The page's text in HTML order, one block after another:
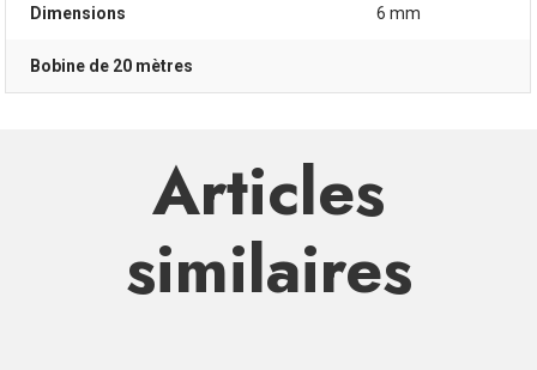
Dimensions 6 mm
Bobine de 20 mètres
Articles
similaires